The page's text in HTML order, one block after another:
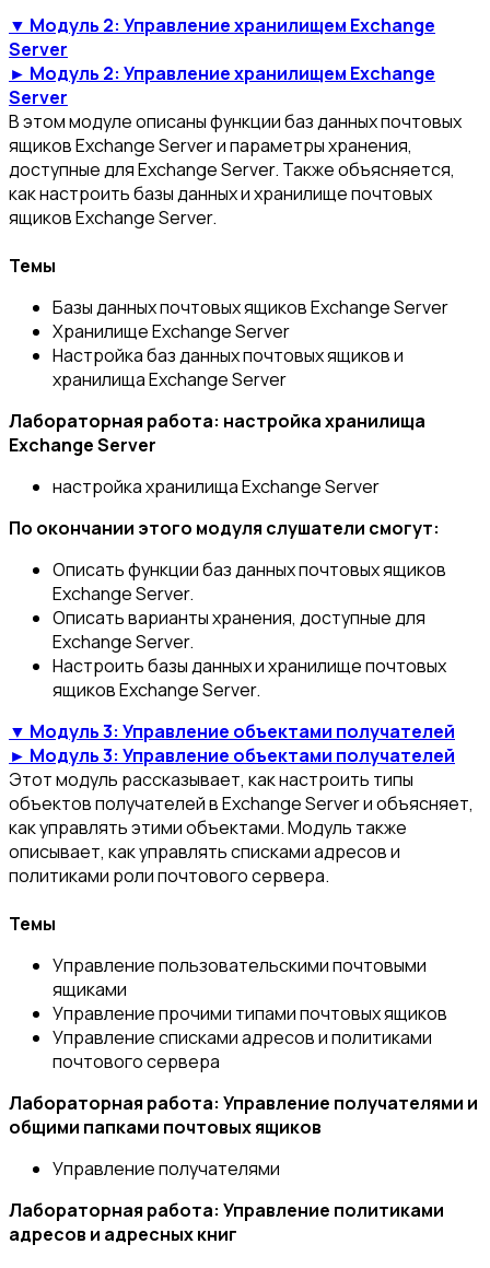
▼ Модуль 2: Управление хранилищем Exchange
Server
► Модуль 2: Управление хранилищем Exchange
Server
В этом модуле описаны функции баз данных почтовых
ящиков Exchange Server и параметры хранения,
доступные для Exchange Server. Также объясняется,
как настроить базы данных и хранилище почтовых
ящиков Exchange Server.
Темы
Базы данных почтовых ящиков Exchange Server
Хранилище Exchange Server
Настройка баз данных почтовых ящиков и
хранилища Exchange Server
Лабораторная работа: настройка хранилища
Exchange Server
настройка хранилища Exchange Server
По окончании этого модуля слушатели смогут:
Описать функции баз данных почтовых ящиков
Exchange Server.
Описать варианты хранения, доступные для
Exchange Server.
Настроить базы данных и хранилище почтовых
ящиков Exchange Server.
▼ Модуль 3: Управление объектами получателей
► Модуль 3: Управление объектами получателей
Этот модуль рассказывает, как настроить типы
объектов получателей в Exchange Server и объясняет,
как управлять этими объектами. Модуль также
описывает, как управлять списками адресов и
политиками роли почтового сервера.
Темы
Управление пользовательскими почтовыми
ящиками
Управление прочими типами почтовых ящиков
Управление списками адресов и политиками
почтового сервера
Лабораторная работа: Управление получателями и
общими папками почтовых ящиков
Управление получателями
Лабораторная работа: Управление политиками
адресов и адресных книг